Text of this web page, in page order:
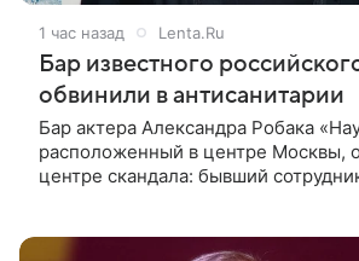
1 час назад Lenta.Ru
Бар известного
обвинили в антисанитарии
Бар актера Александра Робака
расположенный в центре Москвы,
центре скандала: бывший